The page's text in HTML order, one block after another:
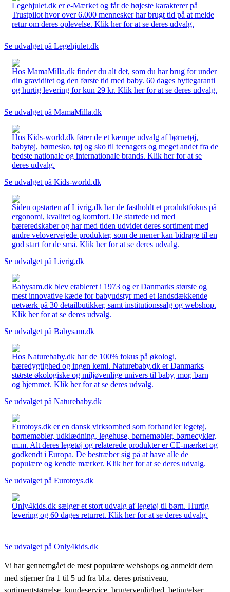
Legehjulet.dk er e-Mærket og får de højeste karakterer på
Trustpilot hvor over 6.000 mennesker har brugt tid på at melde
retur om deres oplevelse. Klik her for at se deres udvalg.
Se udvalget på Legehjulet.dk
Hos MamaMilla.dk finder du alt det, som du har brug for under
din graviditet og den første tid med baby. 60 dages byttegaranti
og hurtig levering for kun 29 kr. Klik her for at se deres udvalg.
Se udvalget på MamaMilla.dk
Hos Kids-world.dk fører de et kæmpe udvalg af børnetøj,
babytøj, børnesko, tøj og sko til teenagers og meget andet fra de
bedste nationale og internationale brands. Klik her for at se
deres udvalg.
Se udvalget på Kids-world.dk
Siden opstarten af Livrig.dk har de fastholdt et produktfokus på
ergonomi, kvalitet og komfort. De startede ud med
bæreredskaber og har med tiden udvidet deres sortiment med
andre velovervejede produkter, som de mener kan bidrage til en
god start for de små. Klik her for at se deres udvalg.
Se udvalget på Livrig.dk
Babysam.dk blev etableret i 1973 og er Danmarks største og
mest innovative kæde for babyudstyr med et landsdækkende
netværk på 30 detailbutikker, samt institutionssalg og webshop.
Klik her for at se deres udvalg.
Se udvalget på Babysam.dk
Hos Naturebaby.dk har de 100% fokus på økologi,
bæredygtighed og ingen kemi. Naturebaby.dk er Danmarks
største økologiske og miljøvenlige univers til baby, mor, barn
og hjemmet. Klik her for at se deres udvalg.
Se udvalget på Naturebaby.dk
Eurotoys.dk er en dansk virksomhed som forhandler legetøj,
børnemøbler, udklædning, legehuse, børnemøbler, børnecykler,
m.m. Alt deres legetøj og relaterede produkter er CE-mærket og
godkendt i Europa. De bestræber sig på at have alle de
populære og kendte mærker. Klik her for at se deres udvalg.
Se udvalget på Eurotoys.dk
Only4kids.dk sælger et stort udvalg af legetøj til børn. Hurtig
levering og 60 dages returret. Klik her for at se deres udvalg.
Se udvalget på Only4kids.dk
Vi har gennemgået de mest populære webshops og anmeldt dem
med stjerner fra 1 til 5 ud fra bl.a. deres prisniveau,
sortimentstørrelse, kundeservice, brugervenlighed, betingelser,